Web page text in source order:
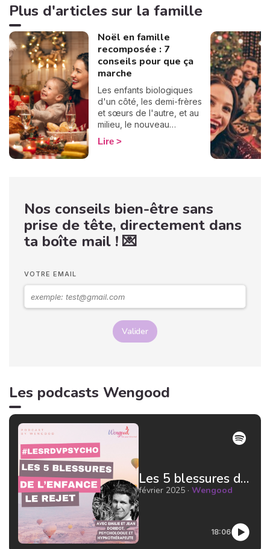
Plus d'articles sur la famille
Noël en famille
recomposée : 7
conseils pour que ça
marche
Les enfants biologiques
d'un côté, les demi-frères
et sœurs de l'autre, et au
milieu, le nouveau
partenaire qui tente
désespérément de jouer le
explosif ! Mais "Keep calm",
il y a des moyens de passer
un bon Noël ! Comment ?
On a 7 conseils pour faire
Lire
Nos conseils bien-être sans
prise de tête, directement dans
ta boîte mail ! 💌
VOTRE EMAIL
Valider
Les podcasts Wengood
Les 5 blessures de l'enfance : le rejet par Jean Doridot Docteur en psychologie
février 2025 · Wengood
18:06